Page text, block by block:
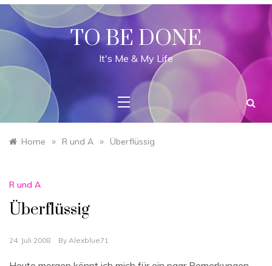
Skip
content
TO BE DONE
It's Me & My Life
Home » R und A » Überflüssig
R und A
Überflüssig
24. Juli 2008 By Alexblue71